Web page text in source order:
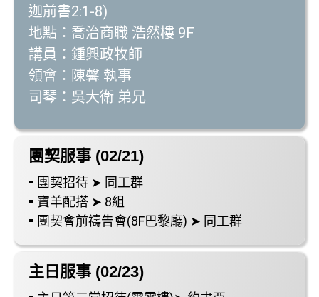
迦前書2:1-8)
地點：喬治商職 浩然樓 9F
講員：鍾興政牧師
領會：陳馨 執事
司琴：吳大衛 弟兄
團契服事 (02/21)
⁃ 團契招待 ➤ 同工群
⁃ 寶羊配搭 ➤ 8組
⁃ 團契會前禱告會(8F巴黎廳) ➤ 同工群
主日服事 (02/23)